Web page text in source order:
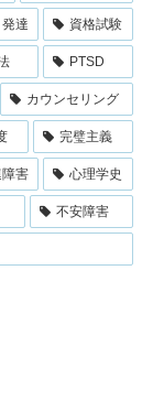
発達 資格試験
PTSD
カウンセリング
完璧主義
害 心理学史
不安障害